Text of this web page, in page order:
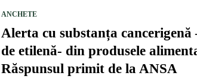
ANCHETE
Alerta cu substanța cancerigenă
de etilenă- din produsele
Răspunsul primit de la ANSA